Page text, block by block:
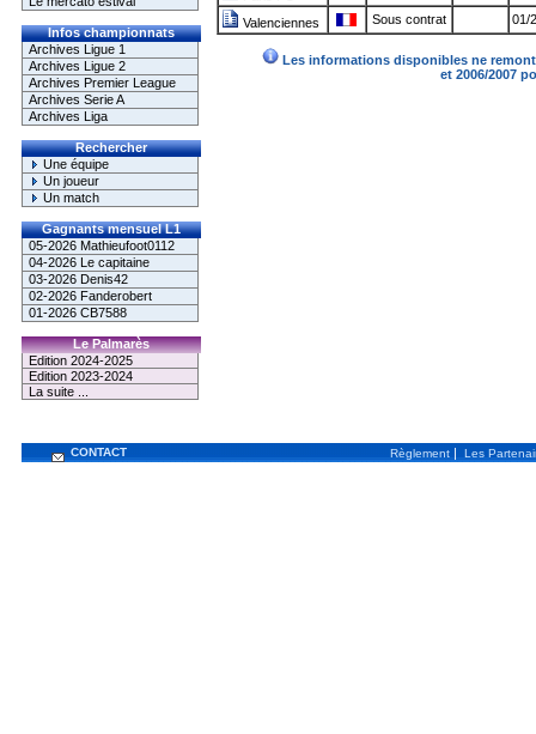
Infos championnats
Archives Ligue 1
Archives Ligue 2
Archives Premier League
Archives Serie A
Archives Liga
Rechercher
Une équipe
Un joueur
Un match
Gagnants mensuel L1
05-2026 Mathieufoot0112
04-2026 Le capitaine
03-2026 Denis42
02-2026 Fanderobert
01-2026 CB7588
Le Palmarès
Edition 2024-2025
Edition 2023-2024
La suite ...
Valenciennes Sous contrat 01/
Les informations disponibles ne
et 2006/2007
CONTACT Règlement | Les